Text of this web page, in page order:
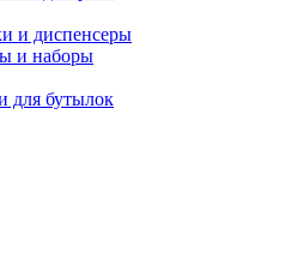
и диспенсеры
и наборы
для бутылок